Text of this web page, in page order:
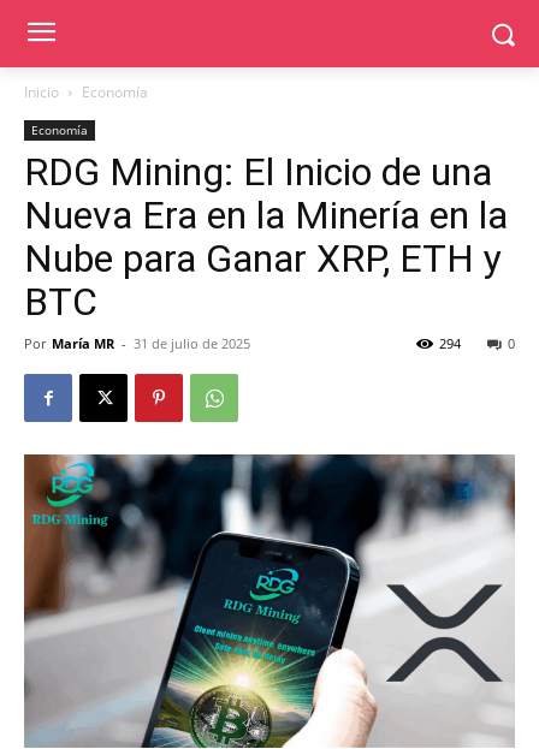
Inicio Economía
Economía
RDG Mining: El Inicio de una
Nueva Era en la Minería en la
Nube para Ganar XRP, ETH y
BTC
Por María MR - 31 de julio de 2025 0
294